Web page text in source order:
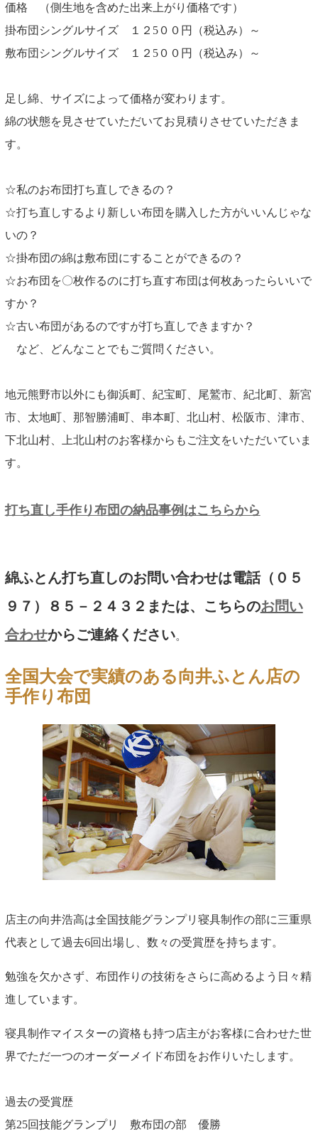
価格 （側生地を含めた出来上がり価格です）
掛布団シングルサイズ １２5００円（税込み）～
敷布団シングルサイズ １２5００円（税込み）～
足し綿、サイズによって価格が変わります。
綿の状態を見させていただいてお見積りさせていただきま
す。
☆私のお布団打ち直しできるの？
☆打ち直しするより新しい布団を購入した方がいいんじゃな
いの？
☆掛布団の綿は敷布団にすることができるの？
☆お布団を〇枚作るのに打ち直す布団は何枚あったらいいで
すか？
☆古い布団があるのですが打ち直しできますか？
など、どんなことでもご質問ください。
地元熊野市以外にも御浜町、紀宝町、尾鷲市、紀北町、新宮
市、太地町、那智勝浦町、串本町、北山村、松阪市、津市、
下北山村、上北山村のお客様からもご注文をいただいていま
す。
打ち直し手作り布団の納品事例はこちらから
綿ふとん打ち直しのお問い合わせは電話（０５
９７）８５－２４３２または、こちらのお問い
合わせからご連絡ください。
全国大会で実績のある向井ふとん店の
手作り布団
店主の向井浩高は全国技能グランプリ寝具制作の部に三重県
代表として過去6回出場し、数々の受賞歴を持ちます。
勉強を欠かさず、布団作りの技術をさらに高めるよう日々精
進しています。
寝具制作マイスターの資格も持つ店主がお客様に合わせた世
界でただ一つのオーダーメイド布団をお作りいたします。
過去の受賞歴
第25回技能グランプリ 敷布団の部 優勝